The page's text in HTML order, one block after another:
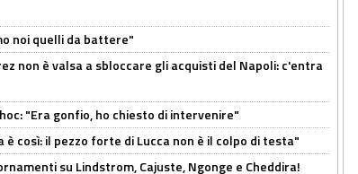
noi quelli da battere"
non è valsa a sbloccare gli acquisti del Napoli: c'entra
"Era gonfio, ho chiesto di intervenire"
è così: il pezzo forte di Lucca non è il colpo di testa"
su Lindstrom, Cajuste, Ngonge e Cheddira!